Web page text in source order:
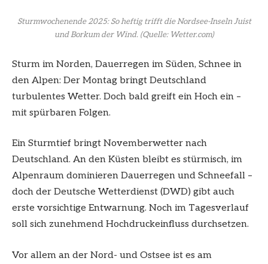
Sturmwochenende 2025: So heftig trifft die Nordsee-Inseln Juist
und Borkum der Wind.(Quelle: Wetter.com)
Sturm im Norden, Dauerregen im Süden, Schnee in
den Alpen: Der Montag bringt Deutschland
turbulentes Wetter. Doch bald greift ein Hoch ein –
mit spürbaren Folgen.
Ein Sturmtief bringt Novemberwetter nach
Deutschland. An den Küsten bleibt es stürmisch, im
Alpenraum dominieren Dauerregen und Schneefall –
doch der Deutsche Wetterdienst (DWD) gibt auch
erste vorsichtige Entwarnung. Noch im Tagesverlauf
soll sich zunehmend Hochdruckeinfluss durchsetzen.
Vor allem an der Nord- und Ostsee ist es am